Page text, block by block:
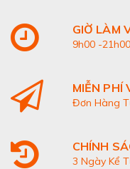
GIỜ LÀM
9h00 -
MIỄN PHÍ
Đơn Hàng
CHÍNH
3 Ngày Kể